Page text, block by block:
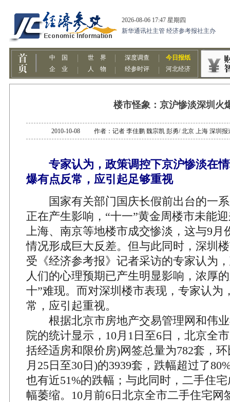
楼市怪象：京沪惨淡深圳火
2010-10-08 作者：记者 李佳鹏 魏宗凯 彭勇/ 北京 上海 深圳
专家认为，政策调控下京沪惨淡在
爆有点反常，应引起足够重视
国家有关部门国庆长假前出台的一系
正在产生影响，“十一”黄金周楼市未能
上海、南京等地楼市成交惨淡，这与9月
情况形成巨大反差。但与此同时，深圳
受《经济参考报》记者采访的专家认为
人们的心理预期已产生明显影响，浓厚
十”难现。而对深圳楼市表现，专家认为
常，应引起重视。
根据北京市房地产交易管理网和伟业
院的统计显示，10月1日至6日，北京全
括经适房和限价房)网签总量为782套，
月25日至30日)的3939套，跌幅超过了
也有近51%的跌幅；与此同时，二手住
幅萎缩。10月前6日北京全市二手住宅网